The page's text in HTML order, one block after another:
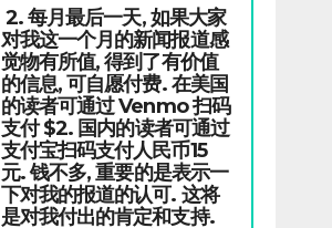
2. 每月最后一天, 如果大家
对我这一个月的新闻报道感
觉物有所值, 得到了有价值
的信息, 可自愿付费. 在美国
的读者可通过 Venmo 扫码
支付 $2. 国内的读者可通过
支付宝扫码支付人民币15
元. 钱不多, 重要的是表示一
下对我的报道的认可. 这将
是对我付出的肯定和支持.